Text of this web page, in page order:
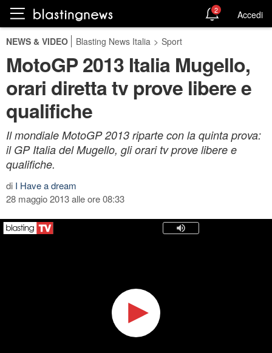
2 Accedi
NEWS & VIDEO Blasting News Italia > Sport
MotoGP 2013 Italia Mugello,
orari diretta tv prove libere e
qualifiche
Il mondiale MotoGP 2013 riparte con la quinta prova:
il GP Italia del Mugello, gli orari tv prove libere e
qualifiche.
di I Have a dream
28 maggio 2013 alle ore 08:33